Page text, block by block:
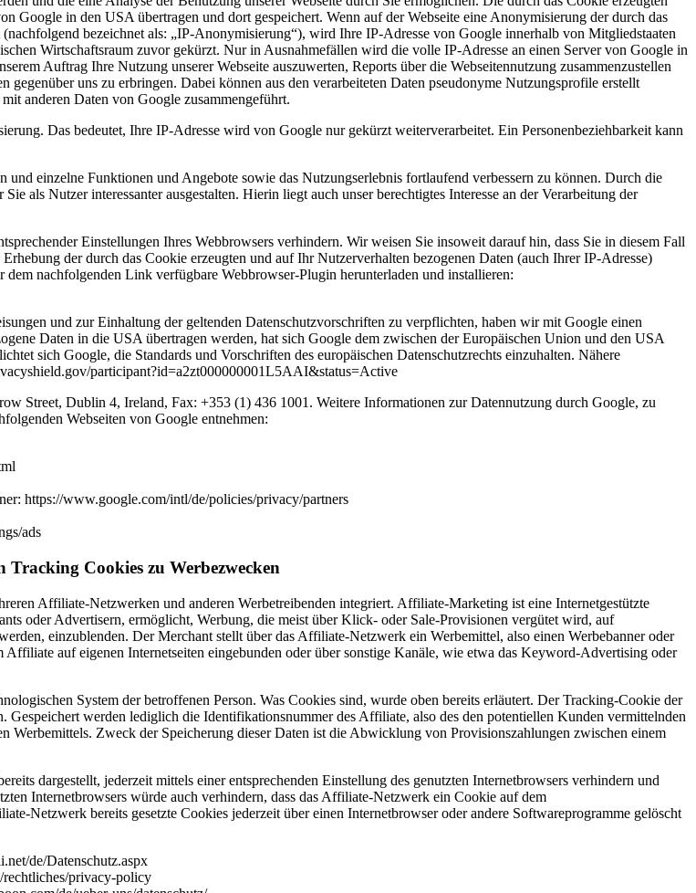
Google in den USA übertragen und dort gespeichert. Wenn auf der Webseite eine Anonymisierung der durch das
bezeichnet als: „IP-Anonymisierung“), wird Ihre IP-Adresse von Google innerhalb von Mitgliedstaaten
Wirtschaftsraum zuvor gekürzt. Nur in Ausnahmefällen wird die volle IP-Adresse an einen Server von Google in
Auftrag Ihre Nutzung unserer Webseite auszuwerten, Reports über die Webseitennutzung zusammenzustellen
uns zu erbringen. Dabei können aus den verarbeiteten Daten pseudonyme Nutzungsprofile erstellt
anderen Daten von Google zusammengeführt.
Das bedeutet, Ihre IP-Adresse wird von Google nur gekürzt weiterverarbeitet. Ein Personenbeziehbarkeit kann
einzelne Funktionen und Angebote sowie das Nutzungserlebnis fortlaufend verbessern zu können. Durch die
als Nutzer interessanter ausgestalten. Hierin liegt auch unser berechtigtes Interesse an der Verarbeitung der
Einstellungen Ihres Webbrowsers verhindern. Wir weisen Sie insoweit darauf hin, dass Sie in diesem Fall
der durch das Cookie erzeugten und auf Ihr Nutzerverhalten bezogenen Daten (auch Ihrer IP-Adresse)
nachfolgenden Link verfügbare Webbrowser-Plugin herunterladen und installieren:
und zur Einhaltung der geltenden Datenschutzvorschriften zu verpflichten, haben wir mit Google einen
Daten in die USA übertragen werden, hat sich Google dem zwischen der Europäischen Union und den USA
sich Google, die Standards und Vorschriften des europäischen Datenschutzrechts einzuhalten. Nähere
participant?id=a2zt000000001L5AAI&status=Active
Street, Dublin 4, Ireland, Fax: +353 (1) 436 1001. Weitere Informationen zur Datennutzung durch Google, zu
Webseiten von Google entnehmen:
https://www.google.com/intl/de/policies/privacy/partners
ads
Cookies zu Werbezwecken
Affiliate-Netzwerken und anderen Werbetreibenden integriert. Affiliate-Marketing ist eine Internetgestützte
oder Advertisern, ermöglicht, Werbung, die meist über Klick- oder Sale-Provisionen vergütet wird, auf
einzublenden. Der Merchant stellt über das Affiliate-Netzwerk ein Werbemittel, also einen Werbebanner oder
auf eigenen Internetseiten eingebunden oder über sonstige Kanäle, wie etwa das Keyword-Advertising oder
System der betroffenen Person. Was Cookies sind, wurde oben bereits erläutert. Der Tracking-Cookie der
werden lediglich die Identifikationsnummer des Affiliate, also des den potentiellen Kunden vermittelnden
Werbemittels. Zweck der Speicherung dieser Daten ist die Abwicklung von Provisionszahlungen zwischen einem
dargestellt, jederzeit mittels einer entsprechenden Einstellung des genutzten Internetbrowsers verhindern und
Internetbrowsers würde auch verhindern, dass das Affiliate-Netzwerk ein Cookie auf dem
Netzwerk bereits gesetzte Cookies jederzeit über einen Internetbrowser oder andere Softwareprogramme gelöscht
de/Datenschutz.aspx
privacy-policy